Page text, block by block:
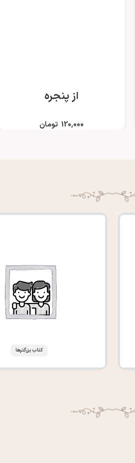
از پنجره
120,000 تومان
کتاب بزرگترها